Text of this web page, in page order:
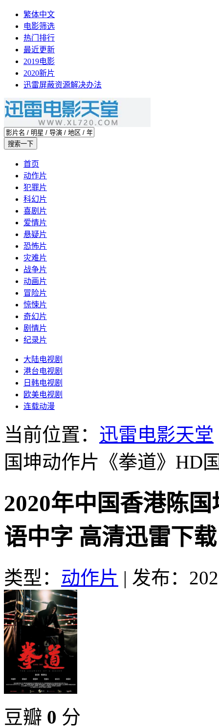
繁体中文
电影筛选
热门排行
最近更新
2019电影
2020新片
迅雷屏蔽资源解决办法
首页
动作片
犯罪片
科幻片
喜剧片
爱情片
悬疑片
恐怖片
灾难片
战争片
动画片
冒险片
惊悚片
奇幻片
剧情片
纪录片
大陆电视剧
港台电视剧
日韩电视剧
欧美电视剧
连载动漫
当前位置： 迅雷电影天堂
国坤动作片《拳道》HD
2020年中国香港陈
语中字 高清迅雷下载
类型： 动作片 | 发布：
豆瓣 0 分